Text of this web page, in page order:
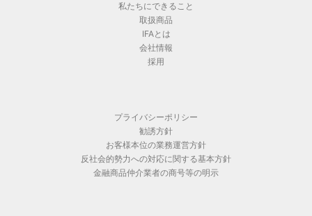
私たちにできること
取扱商品
IFAとは
会社情報
採用
プライバシーポリシー
勧誘方針
お客様本位の業務運営方針
反社会的勢力への対応に関する基本方針
金融商品仲介業者の商号等の明示